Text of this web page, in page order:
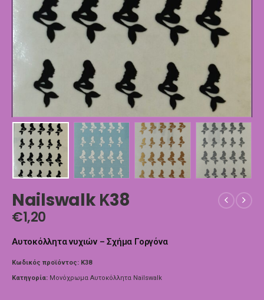
Nailswalk Κ38
€1,20
Αυτοκόλλητα νυχιών – Σχήμα Γοργόνα
Κωδικός προϊόντος: Κ38
Κατηγορία: Μονόχρωμα Αυτοκόλλητα Nailswalk